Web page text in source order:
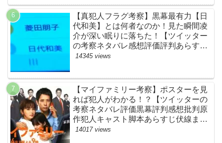
【真犯人フラグ考察】黒幕最有力【日
代和美】とは何者なのか！見た瞬間凌
介が深い眠りに落ちた！【ツイッター
の考察ネタバレ感想評価評判あらすじ
原作犯人キャスト黒幕伏線まとめ】
14345 views
【マイファミリー考察】ポスターを見
れば犯人がわかる！？【ツイッターの
考察ネタバレ評価黒幕評判感想批判原
作犯人キャスト脚本あらすじ伏線まと
め】
14017 views